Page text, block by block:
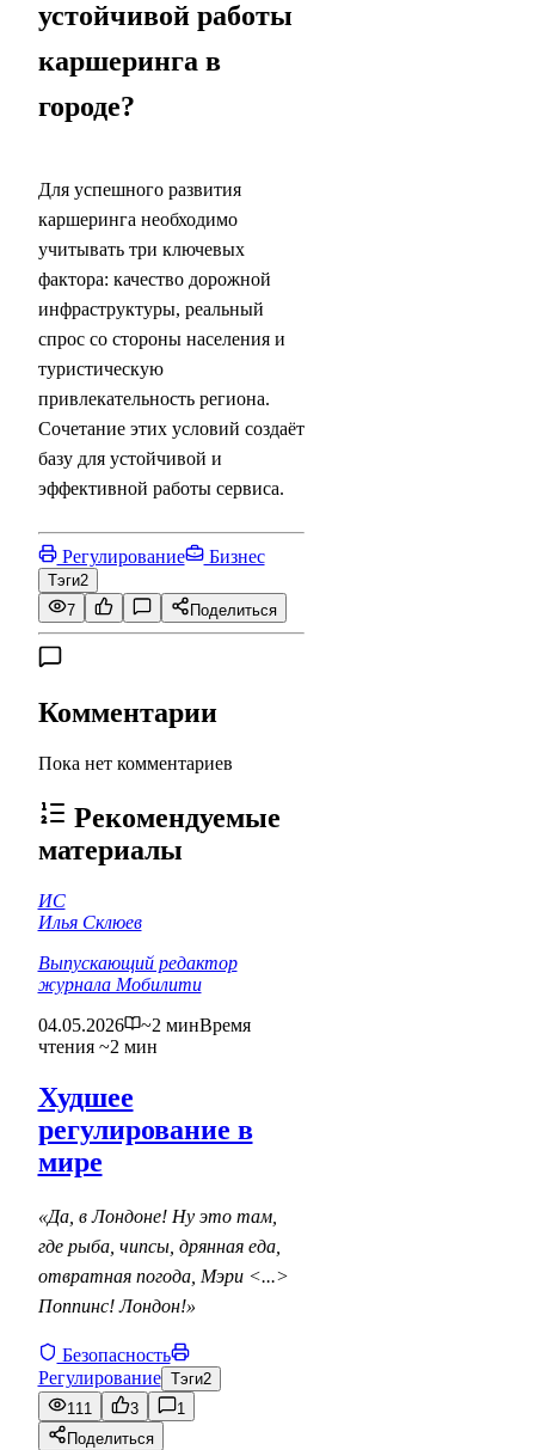
устойчивой работы
каршеринга в
городе?
Для успешного развития
каршеринга необходимо
учитывать три ключевых
фактора: качество дорожной
инфраструктуры, реальный
спрос со стороны населения и
туристическую
привлекательность региона.
Сочетание этих условий создаёт
базу для устойчивой и
эффективной работы сервиса.
Регулирование Бизнес
Тэги2
7
Поделиться
Комментарии
Пока нет комментариев
Рекомендуемые
материалы
ИС
Илья Склюев
Выпускающий редактор
журнала Мобилити
04.05.2026
~2 минВремя
чтения ~2 мин
Худшее
регулирование в
мире
«Да, в Лондоне! Ну это там,
где рыба, чипсы, дрянная еда,
отвратная погода, Мэри <...>
Поппинс! Лондон!»
Безопасность
Регулирование Тэги2
111
3
1
Поделиться